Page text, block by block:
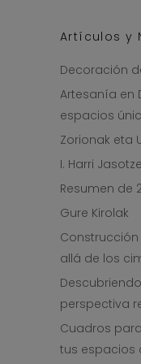
Artículos y
Decoración
Artesanía en
espacios
Zorionak eta
I. Harri
Resumen de
Gure Kirolak
allá de los
perspectiva
Cuadros
tus espacios